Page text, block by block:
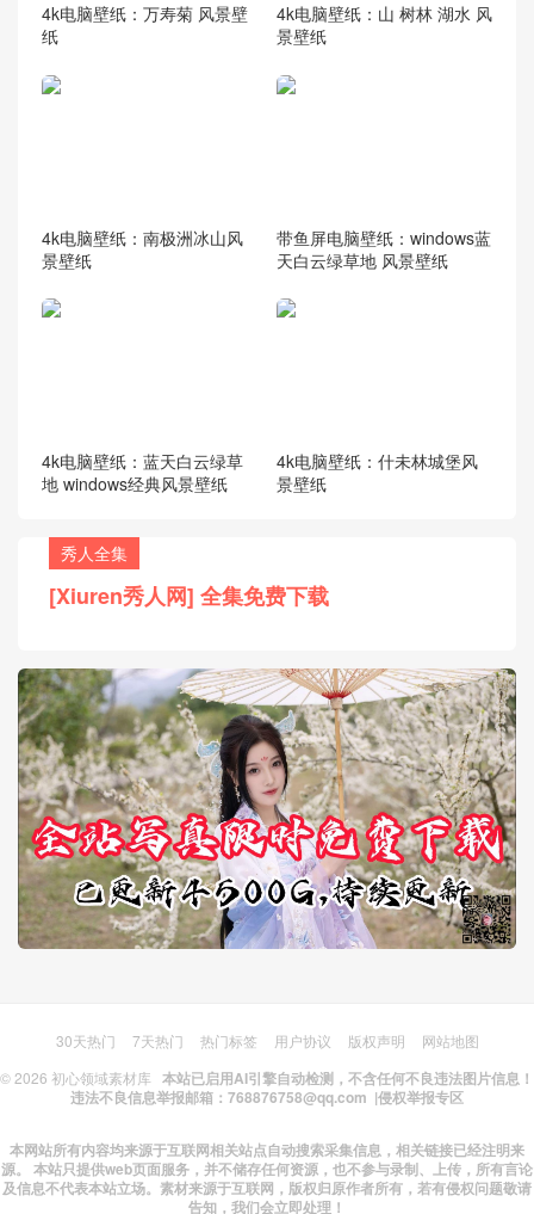
4k电脑壁纸：万寿菊 风景壁
纸
4k电脑壁纸：山 树林 湖水 风
景壁纸
4k电脑壁纸：南极洲冰山风
景壁纸
带鱼屏电脑壁纸：windows蓝
天白云绿草地 风景壁纸
4k电脑壁纸：蓝天白云绿草
地 windows经典风景壁纸
4k电脑壁纸：什未林城堡风
景壁纸
秀人全集
[Xiuren秀人网] 全集免费下载
30天热门 7天热门 热门标签 用户协议 版权声明
网站地图
© 2026 初心领域素材库 本站已启用AI引擎自动检测，不含任何不良违法图片信息！
违法不良信息举报邮箱：768876758@qq.com |侵权举报专区
本网站所有内容均来源于互联网相关站点自动搜索采集信息，相关链接已经注明来
源。 本站只提供web页面服务，并不储存任何资源，也不参与录制、上传，所有言论
及信息不代表本站立场。素材来源于互联网，版权归原作者所有，若有侵权问题敬请
告知，我们会立即处理！